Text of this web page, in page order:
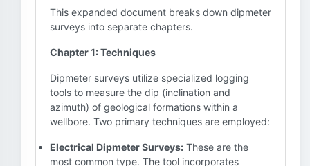
This expanded document breaks down dipmeter
surveys into separate chapters.
Chapter 1: Techniques
Dipmeter surveys utilize specialized logging
tools to measure the dip (inclination and
azimuth) of geological formations within a
wellbore. Two primary techniques are employed:
Electrical Dipmeter Surveys: These are the
most common type. The tool incorporates